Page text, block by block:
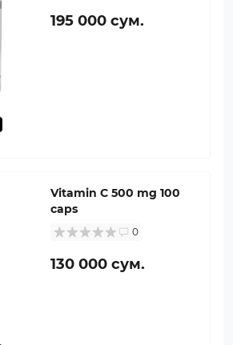
195 000 сум.
Vitamin C 500 mg 100
caps
0
130 000 сум.